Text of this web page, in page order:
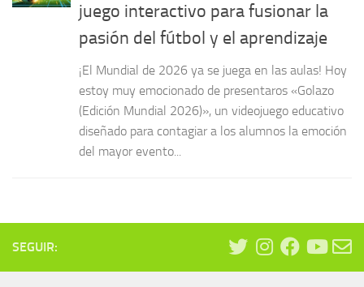
juego interactivo para fusionar la
pasión del fútbol y el aprendizaje
¡El Mundial de 2026 ya se juega en las aulas! Hoy
estoy muy emocionado de presentaros «Golazo
(Edición Mundial 2026)», un videojuego educativo
diseñado para contagiar a los alumnos la emoción
del mayor evento...
SEGUIR: